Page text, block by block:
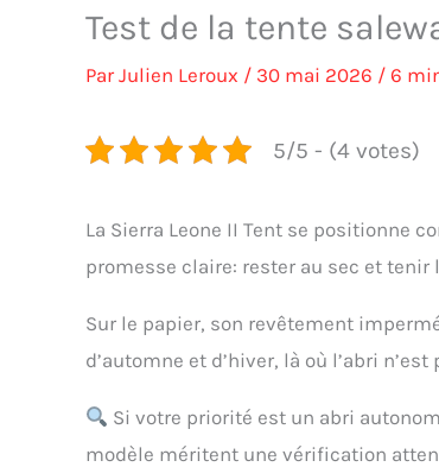
Test de la tente
ParJulien Leroux / 30 mai 2026 / 6
5/5 - (4 votes)
La Sierra Leone II Tent se positionne
promesse claire: rester au sec et tenir
Sur le papier, son revêtement
d’automne et d’hiver, là où l’abri
Si votre priorité est un abri
modèle méritent une vérification